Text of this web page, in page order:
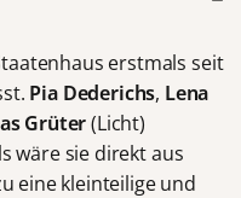
erstmals seit
Pia Dederichs, Lena
Grüter(Licht)
wäre sie direkt aus
eine kleinteilige und